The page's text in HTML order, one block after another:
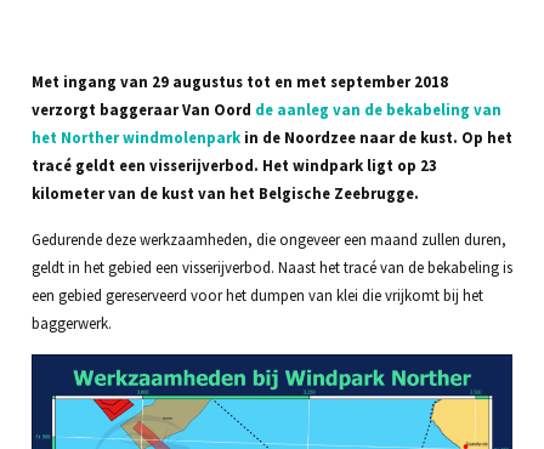
Met ingang van 29 augustus tot en met september 2018
verzorgt baggeraar Van Oord de aanleg van de bekabeling van
het Norther windmolenparkin de Noordzee naar de kust. Op het
tracé geldt een visserijverbod. Het windpark ligt op 23
kilometer van de kust van het Belgische Zeebrugge.
Gedurende deze werkzaamheden, die ongeveer een maand zullen duren,
geldt in het gebied een visserijverbod. Naast het tracé van de bekabeling is
een gebied gereserveerd voor het dumpen van klei die vrijkomt bij het
baggerwerk.